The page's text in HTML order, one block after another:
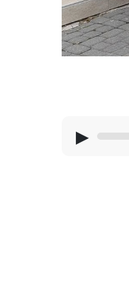
▶